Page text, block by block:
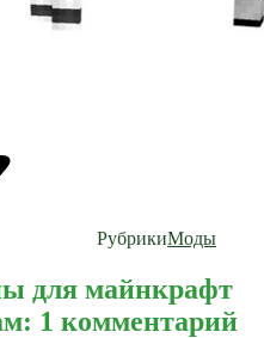
РубрикиМоды
для майнкрафт
1 комментарий